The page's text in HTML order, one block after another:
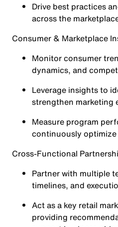
Drive best practices
across the
Consumer & Marketplace
Monitor consumer
dynamics, and
Leverage insights to
strengthen marketing
Measure program
continuously
Cross-Functional
Partner with multiple
timelines, and
Act as a key retail
providing